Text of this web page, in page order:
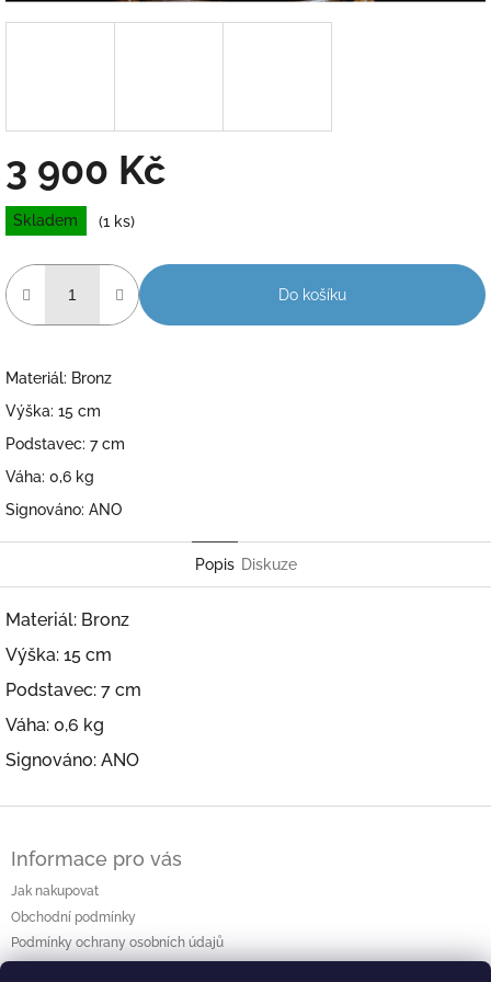
3 900 Kč
Měrná
cena:
Skladem (1 ks)
Do košíku
Materiál: Bronz
Výška: 15 cm
Podstavec: 7 cm
Váha: 0,6 kg
Signováno: ANO
Popis Diskuze
Materiál: Bronz
Výška: 15 cm
Podstavec: 7 cm
Váha: 0,6 kg
Signováno: ANO
Informace pro vás
Jak nakupovat
Obchodní podmínky
Podmínky ochrany osobních údajů